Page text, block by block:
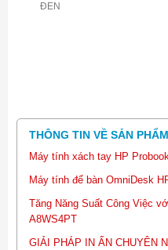
ĐEN
THÔNG TIN VỀ SẢN PHẨM
Máy tính xách tay HP
Máy tính để bàn OmniDesk
Tăng Năng Suất Công Việc
A8WS4PT
GIẢI PHÁP IN ẤN CHUYÊN